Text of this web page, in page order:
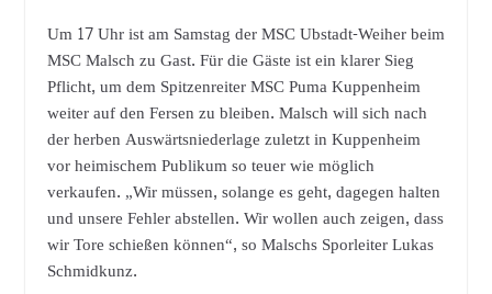
Um 17 Uhr ist am Samstag der MSC Ubstadt-Weiher beim
MSC Malsch zu Gast. Für die Gäste ist ein klarer Sieg
Pflicht, um dem Spitzenreiter MSC Puma Kuppenheim
weiter auf den Fersen zu bleiben. Malsch will sich nach
der herben Auswärtsniederlage zuletzt in Kuppenheim
vor heimischem Publikum so teuer wie möglich
verkaufen. „Wir müssen, solange es geht, dagegen halten
und unsere Fehler abstellen. Wir wollen auch zeigen, dass
wir Tore schießen können“, so Malschs Sporleiter Lukas
Schmidkunz.